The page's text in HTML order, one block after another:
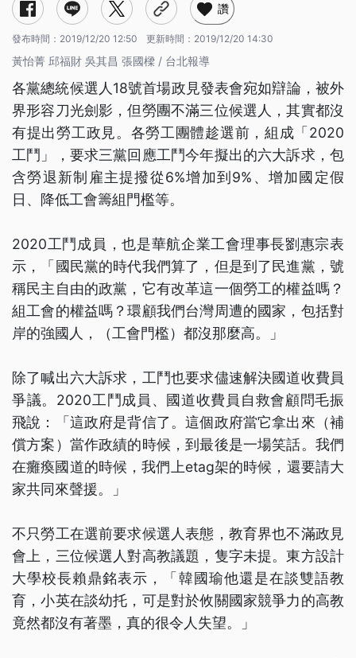
讚
發布時間： 2019/12/20 12:50 更新時間： 2019/12/20 14:30
黃怡菁 邱福財 吳其昌 張國樑 / 台北報導
各黨總統候選人18號首場政見發表會宛如辯論，被外
界形容刀光劍影，但勞團不滿三位候選人，其實都沒
有提出勞工政見。各勞工團體趁選前，組成「2020
工鬥」，要求三黨回應工鬥今年擬出的六大訴求，包
含勞退新制雇主提撥從6%增加到9%、增加國定假
日、降低工會籌組門檻等。
2020工鬥成員，也是華航企業工會理事長劉惠宗表
示，「國民黨的時代我們算了，但是到了民進黨，號
稱民主自由的政黨，它有改革這一個勞工的權益嗎？
組工會的權益嗎？環顧我們台灣周遭的國家，包括對
岸的強國人，（工會門檻）都沒那麼高。」
除了喊出六大訴求，工鬥也要求儘速解決國道收費員
爭議。2020工鬥成員、國道收費員自救會顧問毛振
飛說：「這政府是背信了。這個政府當它拿出來（補
償方案）當作政績的時候，到最後是一場笑話。我們
在癱瘓國道的時候，我們上etag架的時候，還要請大
家共同來聲援。」
不只勞工在選前要求候選人表態，教育界也不滿政見
會上，三位候選人對高教議題，隻字未提。東方設計
大學校長賴鼎銘表示，「韓國瑜他還是在談雙語教
育，小英在談幼托，可是對於攸關國家競爭力的高教
竟然都沒有著墨，真的很令人失望。」